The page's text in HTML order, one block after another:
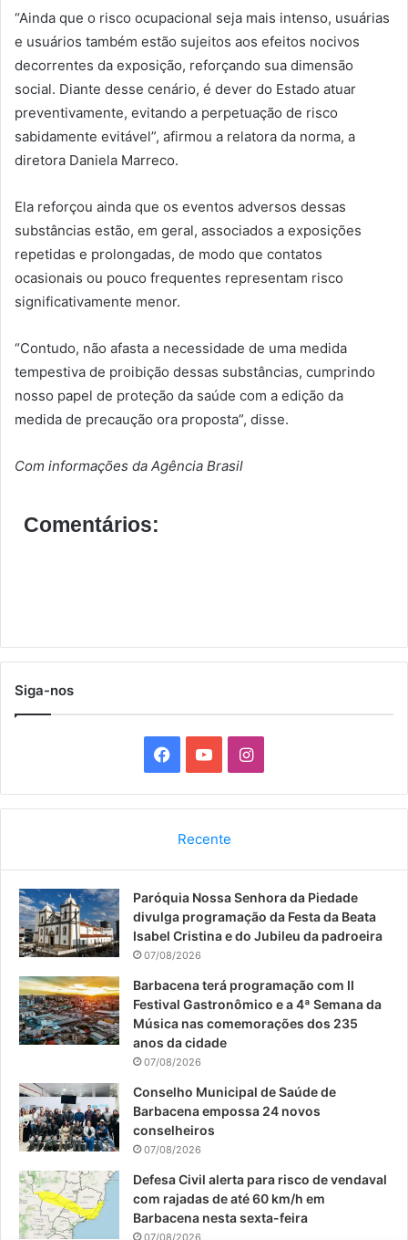
“Ainda que o risco ocupacional seja mais intenso, usuárias
e usuários também estão sujeitos aos efeitos nocivos
decorrentes da exposição, reforçando sua dimensão
social. Diante desse cenário, é dever do Estado atuar
preventivamente, evitando a perpetuação de risco
sabidamente evitável”, afirmou a relatora da norma, a
diretora Daniela Marreco.
Ela reforçou ainda que os eventos adversos dessas
substâncias estão, em geral, associados a exposições
repetidas e prolongadas, de modo que contatos
ocasionais ou pouco frequentes representam risco
significativamente menor.
“Contudo, não afasta a necessidade de uma medida
tempestiva de proibição dessas substâncias, cumprindo
nosso papel de proteção da saúde com a edição da
medida de precaução ora proposta”, disse.
Com informações da Agência Brasil
Comentários:
Siga-nos
a
b
o
k
o
u
b
I
n
a
g
a
Recente
Paróquia Nossa Senhora da Piedade
divulga programação da Festa da Beata
Isabel Cristina e do Jubileu da padroeira
07/08/2026
Barbacena terá programação com II
Festival Gastronômico e a 4ª Semana da
Música nas comemorações dos 235
anos da cidade
07/08/2026
Conselho Municipal de Saúde de
Barbacena empossa 24 novos
conselheiros
07/08/2026
Defesa Civil alerta para risco de vendaval
com rajadas de até 60 km/h em
Barbacena nesta sexta-feira
07/08/2026